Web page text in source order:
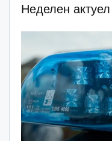
Неделен актуел